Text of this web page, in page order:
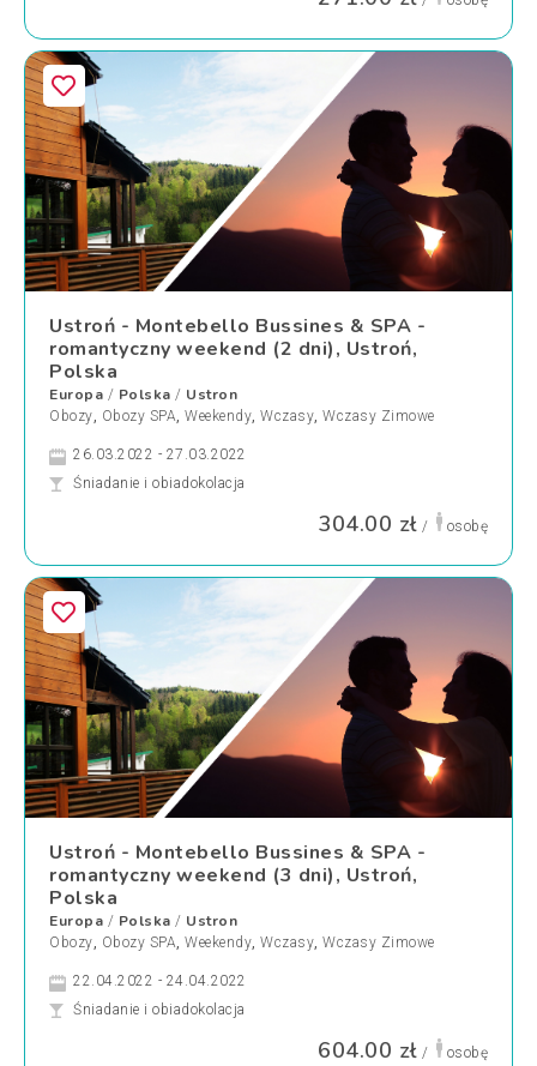
Ustroń - Montebello Bussines & SPA -
romantyczny weekend (2 dni), Ustroń,
Polska
Europa / Polska / Ustron
Obozy, Obozy SPA, Weekendy, Wczasy, Wczasy Zimowe
26.03.2022 - 27.03.2022
Śniadanie i obiadokolacja
304.00 zł / osobę
Ustroń - Montebello Bussines & SPA -
romantyczny weekend (3 dni), Ustroń,
Polska
Europa / Polska / Ustron
Obozy, Obozy SPA, Weekendy, Wczasy, Wczasy Zimowe
22.04.2022 - 24.04.2022
Śniadanie i obiadokolacja
604.00 zł / osobę